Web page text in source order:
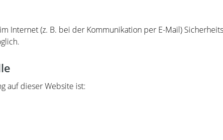
Internet (z. B. bei der Kommunikation per E-Mail)
auf dieser Website ist: